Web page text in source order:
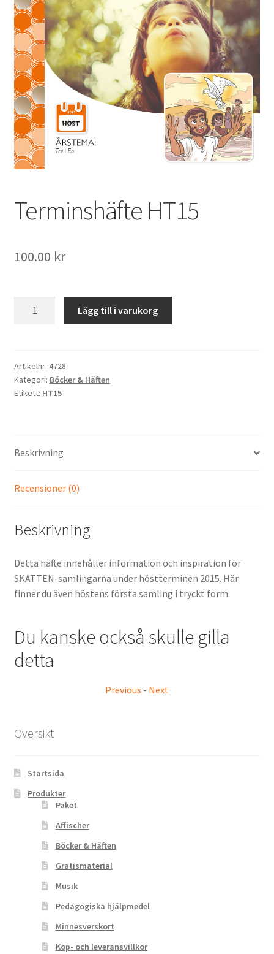
Terminshäfte HT15
100.00 kr
Lägg till i varukorg
Artikelnr: 4728
Kategori: Böcker & Häften
Etikett: HT15
Beskrivning
Recensioner (0)
Beskrivning
Detta häfte innehåller information och inspiration för
SKATTEN-samlingarna under höstterminen 2015. Här
finner du även höstens första samling i tryckt form.
Du kanske också skulle gilla
detta
Previous - Next
Översikt
Startsida
Produkter
Paket
Affischer
Böcker & Häften
Gratismaterial
Musik
Pedagogiska hjälpmedel
Minnesverskort
Köp- och leveransvillkor